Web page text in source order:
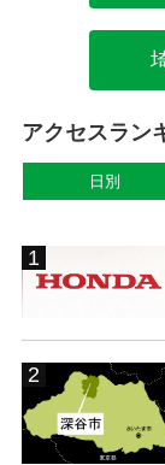
アクセスラン
日別